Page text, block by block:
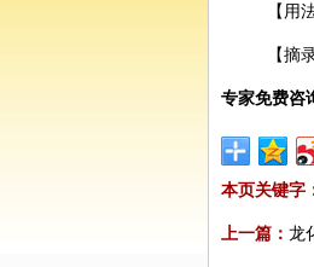
【用
【摘
专家免费咨
本页关键字
上一篇： 龙